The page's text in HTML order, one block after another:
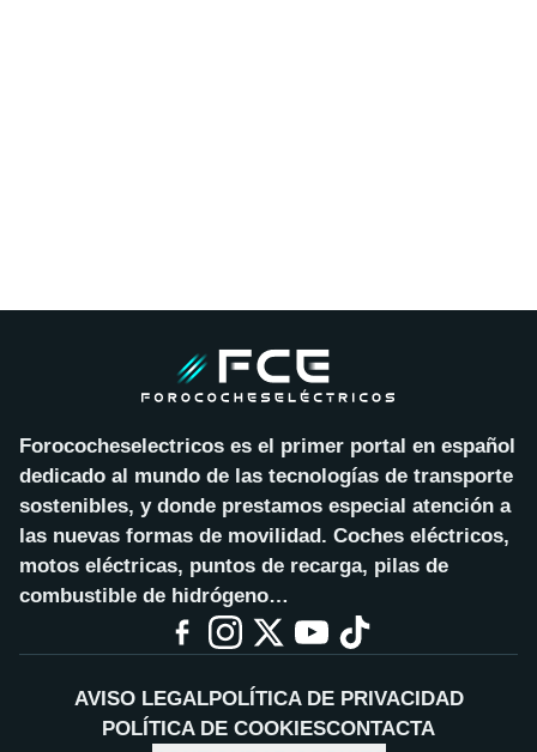
Forococheselectricos es el primer portal en español
dedicado al mundo de las tecnologías de transporte
sostenibles, y donde prestamos especial atención a
las nuevas formas de movilidad. Coches eléctricos,
motos eléctricas, puntos de recarga, pilas de
combustible de hidrógeno…
AVISO LEGALPOLÍTICA DE PRIVACIDAD
POLÍTICA DE COOKIESCONTACTA